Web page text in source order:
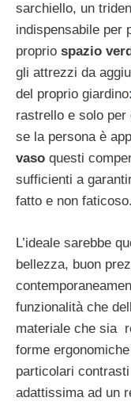
sarchiello, un
indispensabile per
proprio spazio
gli attrezzi da
del proprio giardino:
rastrello e solo
se la persona è
vaso questi
sufficienti a
fatto e non faticoso.
L’ideale sarebbe
bellezza, buon
funzionalità che
materiale che sia
forme
particolari
adattissima ad un